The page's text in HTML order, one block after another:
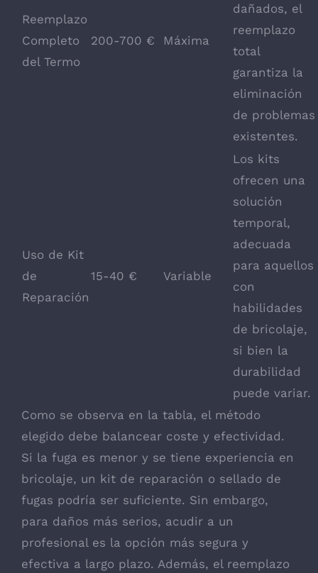
Reemplazo
Completo
del Termo
200-700 € Máxima
dañados, el
reemplazo
total
garantiza la
eliminación
de problemas
existentes.
Uso de Kit
de
Reparación
15-40 € Variable
Los kits
ofrecen una
solución
temporal,
adecuada
para aquellos
con
habilidades
de bricolaje,
si bien la
durabilidad
puede variar.
Como se observa en la tabla, el método
elegido debe balancear coste y efectividad.
Si la fuga es menor y se tiene experiencia en
bricolaje, un kit de reparación o sellado de
fugas podría ser suficiente. Sin embargo,
para daños más serios, acudir a un
profesional es la opción más segura y
efectiva a largo plazo. Además, el reemplazo